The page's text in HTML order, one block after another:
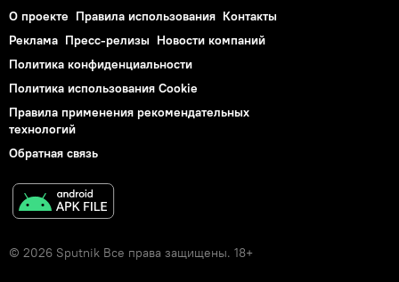
О проекте Правила использования Контакты
Реклама Пресс-релизы Новости компаний
Политика конфиденциальности
Политика использования Cookie
Правила применения рекомендательных
технологий
Обратная связь
© 2026 Sputnik Все права защищены. 18+